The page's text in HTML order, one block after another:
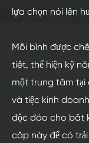
lựa chọn nói lên
Mỗi bình được
tiết, thể hiện kỹ
một trung tâm tại
và tiệc kinh
độc đáo cho bất
cấp này để có